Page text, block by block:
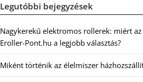
Legutóbbi bejegyzések
Nagykerekű elektromos rollerek: miért az
Eroller-Pont.hu a legjobb választás?
Miként történik az élelmiszer